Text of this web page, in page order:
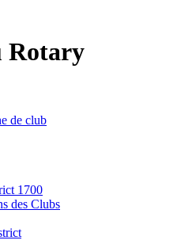
Rotary
de club
1700
des Clubs